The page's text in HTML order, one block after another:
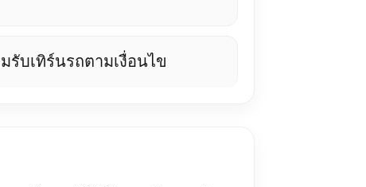
บเทิร์นรถตามเงื่อนไข